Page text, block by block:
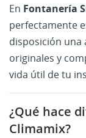
En Fontanería
perfectamente
disposición una
originales y
vida útil de tu
¿Qué hace
Climamix?